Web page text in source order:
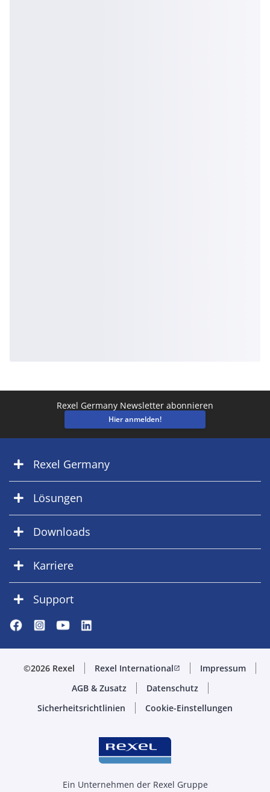
Rexel Germany Newsletter abonnieren
Hier anmelden!
Rexel Germany
Lösungen
Downloads
Karriere
Support
©2026 Rexel Rexel Internationalopen_in_new
Impressum
AGB & Zusatz
Datenschutz
Sicherheitsrichtlinien
Cookie-Einstellungen
Ein Unternehmen der Rexel Gruppe